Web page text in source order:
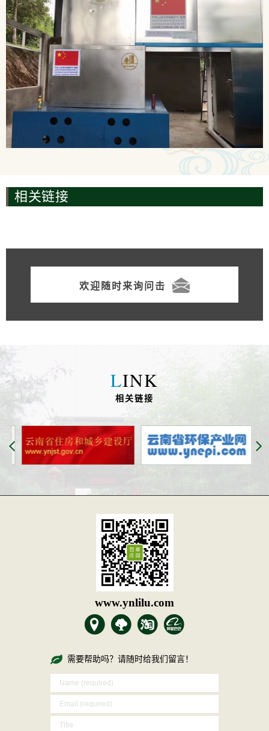
相关链接
欢迎随时来询问击
LINK
相关链接
www.ynlilu.com
需要帮助吗？请随时给我们留言！